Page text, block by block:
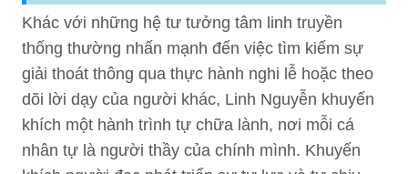
Khác với những hệ tư tưởng tâm linh truyền
thống thường nhấn mạnh đến việc tìm kiếm sự
giải thoát thông qua thực hành nghi lễ hoặc theo
dõi lời dạy của người khác, Linh Nguyễn khuyến
khích một hành trình tự chữa lành, nơi mỗi cá
nhân tự là người thầy của chính mình. Khuyến